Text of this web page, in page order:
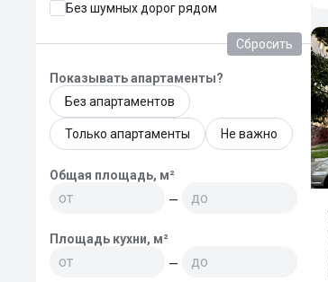
Без шумных дорог рядом
Сбросить
Показывать апартаменты?
Без апартаментов
Только апартаменты Не важно
Общая площадь, м²
—
Площадь кухни, м²
—